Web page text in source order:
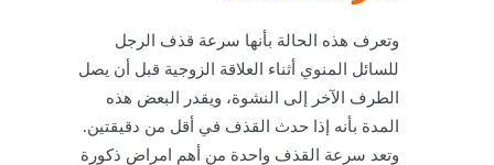
وتعرف هذه الحالة بأنها سرعة قذف الرجل
للسائل المنوي أثناء العلاقة الزوجية قبل أن يصل
الطرف الآخر إلى النشوة، ويقدر البعض هذه
المدة بأنه إذا حدث القذف في أقل من دقيقتين.
وتعد سرعة القذف واحدة من أهم
امراض ذكورة